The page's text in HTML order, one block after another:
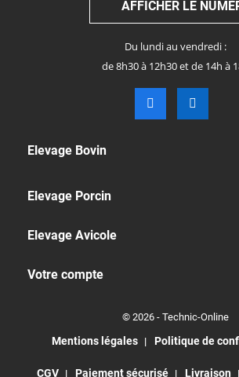
AFFICHER LE
Du lundi au vendredi :
de 8h30 à 12h30 et de 14h à
Elevage Bovin
Elevage Porcin
Elevage Avicole
Votre compte
© 2026 - Technic-Online
Mentions légales Politique de
CGV Paiement sécurisé Livraison